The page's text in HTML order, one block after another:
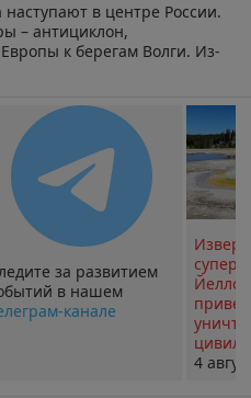
в центре России.
– антициклон,
к берегам Волги. Из-
за развитием
в нашем
канале
4